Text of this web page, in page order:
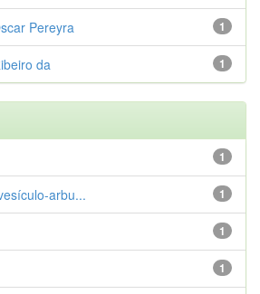
1
Pereyra
1
da
1
1
arbu...
1
1